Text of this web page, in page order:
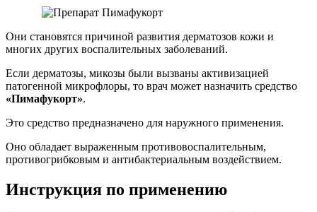
Они становятся причиной развития дерматозов кожи и
многих других воспалительных заболеваний.
Если дерматозы, микозы были вызваны активизацией
патогенной микрофлоры, то врач может назначить средство
«Пимафукорт».
Это средство предназначено для наружного применения.
Оно обладает выраженным противовоспалительным,
противогрибковым и антибактериальным воздействием.
Инструкция по применению